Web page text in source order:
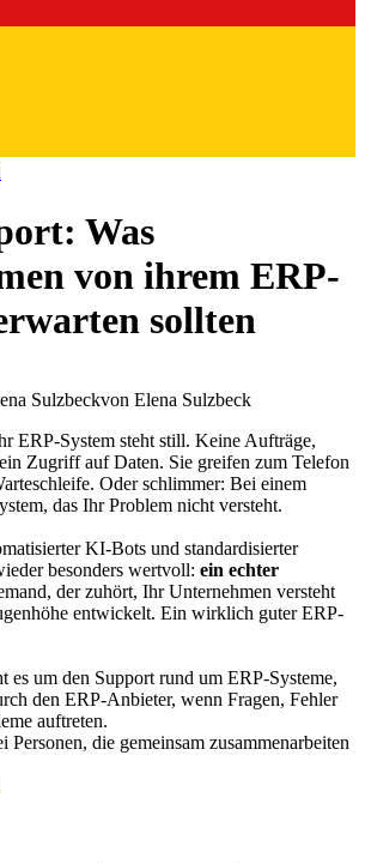
Was
von ihrem ERP-
sollten
von Elena Sulzbeck
ERP-System steht still. Keine Aufträge,
Zugriff auf Daten. Sie greifen zum Telefon
Oder schlimmer: Bei einem
das Ihr Problem nicht versteht.
KI-Bots und standardisierter
besonders wertvoll: ein echter
der zuhört, Ihr Unternehmen versteht
entwickelt. Ein wirklich guter ERP-
es um den Support rund um ERP-Systeme,
den ERP-Anbieter, wenn Fragen, Fehler
auftreten.